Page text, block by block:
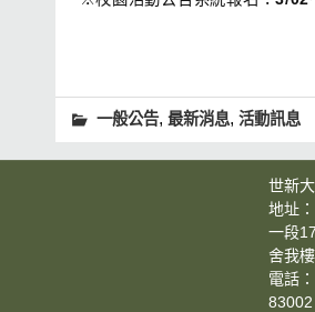
一般公告, 最新消息, 活動訊息
世新
地址
一段
舍我
電話
83002